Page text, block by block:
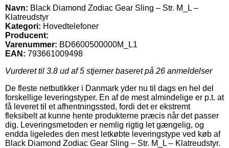
Navn: Black Diamond Zodiac Gear Sling – Str. M_L –
Klatreudstyr
Kategori: Hovedtelefoner
Producent:
Varenummer: BD6600500000M_L1
EAN: 793661009498
Vurderet til 3.8 ud af 5 stjerner baseret på 26 anmeldelser
De fleste netbutikker i Danmark yder nu til dags en hel del
forskellige leveringstyper. En af de mest almindelige er p.t. at
få leveret til et afhentningssted, fordi det er ekstremt
fleksibelt at kunne hente produkterne præcis når det passer
dig. Leveringsmetoden er nemlig rigtig let gængelig, og
endda ligeledes den mest letkøbte leveringstype ved køb af
Black Diamond Zodiac Gear Sling – Str. M_L – Klatreudstyr.